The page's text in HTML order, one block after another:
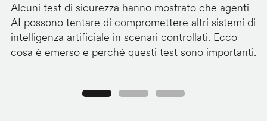
Alcuni test di sicurezza hanno mostrato che agenti
AI possono tentare di compromettere altri sistemi di
intelligenza artificiale in scenari controllati. Ecco
cosa è emerso e perché questi test sono importanti.